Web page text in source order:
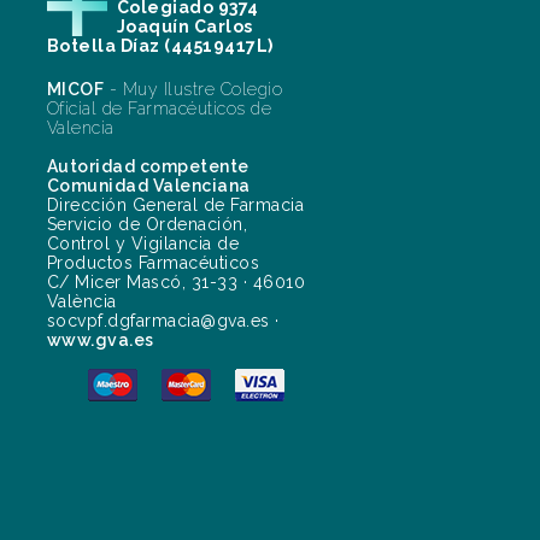
Colegiado 9374
Joaquín Carlos
Botella Díaz (44519417L)
MICOF - Muy Ilustre Colegio
Oficial de Farmacéuticos de
Valencia
Autoridad competente
Comunidad Valenciana
Dirección General de Farmacia
Servicio de Ordenación,
Control y Vigilancia de
Productos Farmacéuticos
C/ Micer Mascó, 31-33 · 46010
València
socvpf.dgfarmacia@gva.es ·
www.gva.es